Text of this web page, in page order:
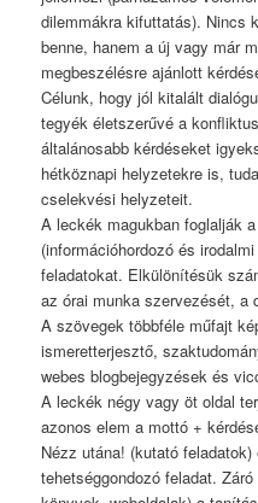
dilemmákra kifuttatás). Nincs
benne, hanem a új vagy már
megbeszélésre ajánlott
Célunk, hogy jól kitalált
tegyék életszerűvé a
általánosabb kérdéseket
hétköznapi helyzetekre is,
cselekvési helyzeteit.
A leckék magukban foglalják
(információhordozó és
feladatokat. Elkülönítésük
az órai munka szervezését, a
A szövegek többféle műfajt
ismeretterjesztő,
webes blogbejegyzések és
A leckék négy vagy öt oldal
azonos elem a mottó +
Nézz utána! (kutató
tehetséggondozó feladat.